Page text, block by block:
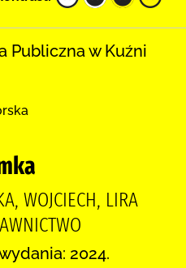
Publiczna w Kuźni
WOJCIECH, LIRA
2024.